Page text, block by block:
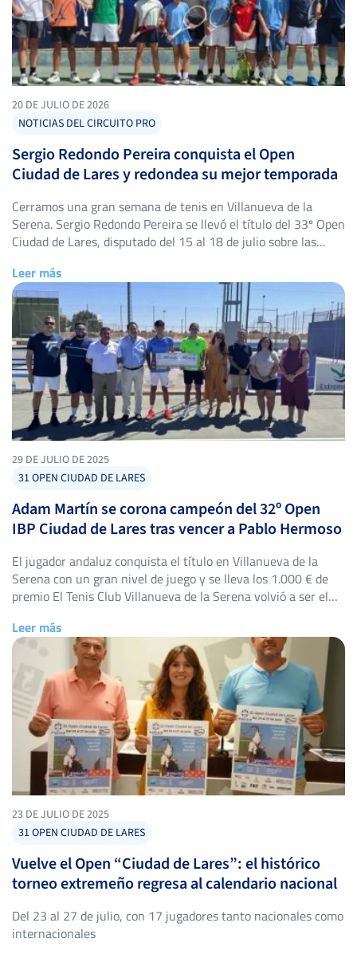
20 DE JULIO DE 2026
NOTICIAS DEL CIRCUITO PRO
Sergio Redondo Pereira conquista el Open
Ciudad de Lares y redondea su mejor temporada
Cerramos una gran semana de tenis en Villanueva de la
Serena. Sergio Redondo Pereira se llevó el título del 33º Open
Ciudad de Lares, disputado del 15 al 18 de julio sobre las
ceder un solo set en todo el torneo. El primer […]
Leer más
29 DE JULIO DE 2025
31 OPEN CIUDAD DE LARES
Adam Martín se corona campeón del 32º Open
IBP Ciudad de Lares tras vencer a Pablo Hermoso
El jugador andaluz conquista el título en Villanueva de la
Serena con un gran nivel de juego y se lleva los 1.000 € de
premio El Tenis Club Villanueva de la Serena volvió a ser el
IBP Ciudad de Lares, que se disputó del 23 […]
Leer más
23 DE JULIO DE 2025
31 OPEN CIUDAD DE LARES
Vuelve el Open “Ciudad de Lares”: el histórico
torneo extremeño regresa al calendario nacional
Del 23 al 27 de julio, con 17 jugadores tanto nacionales como
internacionales